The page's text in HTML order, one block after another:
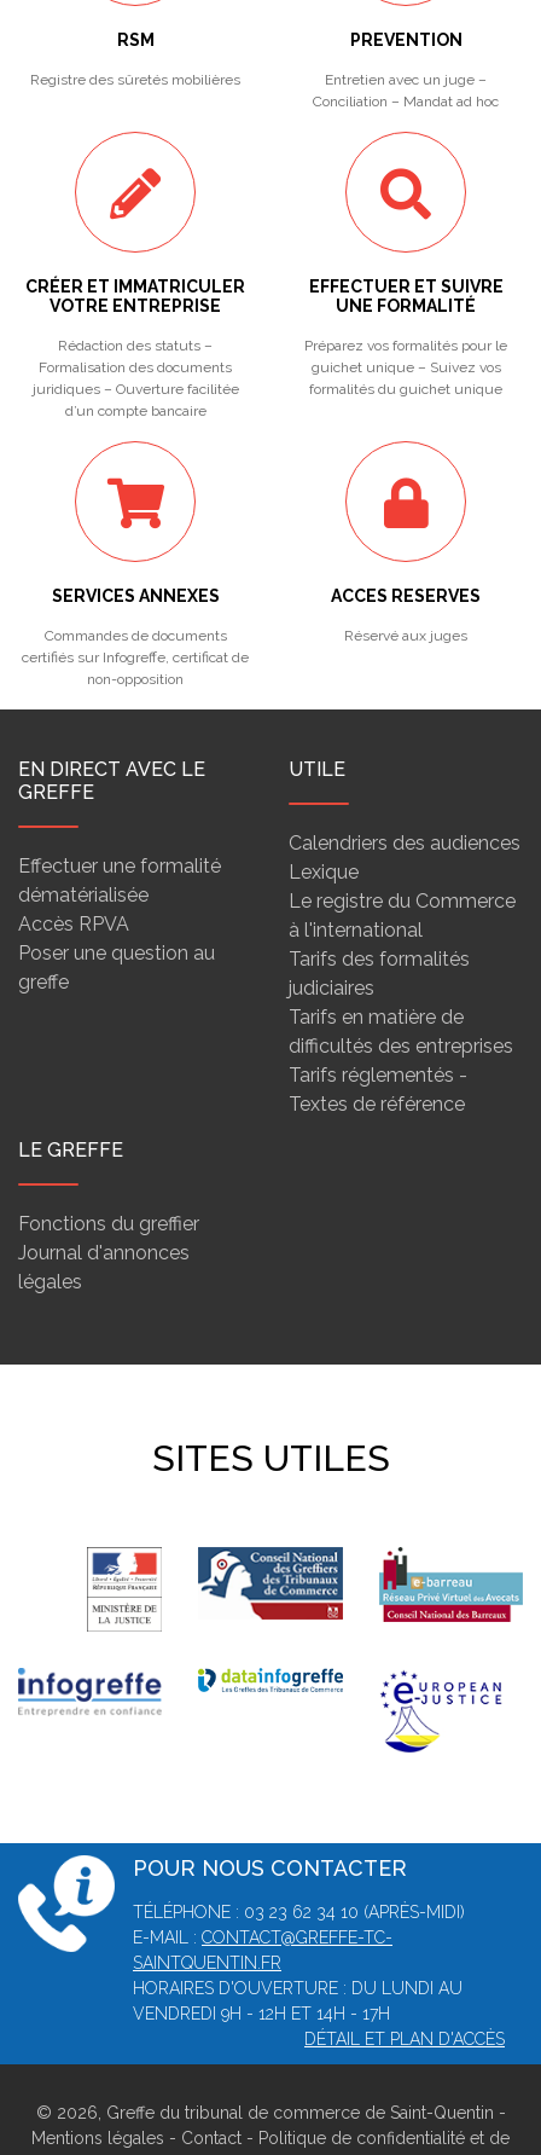
RSM
Registre des sûretés mobilières
PREVENTION
Entretien avec un juge –
Conciliation – Mandat ad hoc
CRÉER ET IMMATRICULER
VOTRE ENTREPRISE
Rédaction des statuts –
Formalisation des documents
juridiques – Ouverture facilitée
d’un compte bancaire
EFFECTUER ET SUIVRE
UNE FORMALITÉ
Préparez vos formalités pour le
guichet unique – Suivez vos
formalités du guichet unique
SERVICES ANNEXES
Commandes de documents
certifiés sur Infogreffe, certificat de
non-opposition
ACCES RESERVES
Réservé aux juges
EN DIRECT AVEC LE
GREFFE
Effectuer une formalité
dématérialisée
Accès RPVA
Poser une question au
greffe
UTILE
Calendriers des audiences
Lexique
Le registre du Commerce
à l'international
Tarifs des formalités
judiciaires
Tarifs en matière de
difficultés des entreprises
Tarifs réglementés -
Textes de référence
LE GREFFE
Fonctions du greffier
Journal d'annonces
légales
SITES UTILES
POUR NOUS CONTACTER
TÉLÉPHONE : 03 23 62 34 10 (APRÈS-MIDI)
E-MAIL : CONTACT@GREFFE-TC-
SAINTQUENTIN.FR
HORAIRES D'OUVERTURE : DU LUNDI AU
VENDREDI 9H - 12H ET 14H - 17H
DÉTAIL ET PLAN D'ACCÈS
© 2026, Greffe du tribunal de commerce de Saint-Quentin -
Mentions légales - Contact - Politique de confidentialité et de